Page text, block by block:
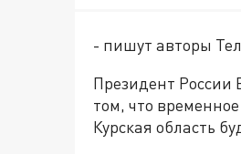
- пишут авторы
Президент
том, что
Курская область